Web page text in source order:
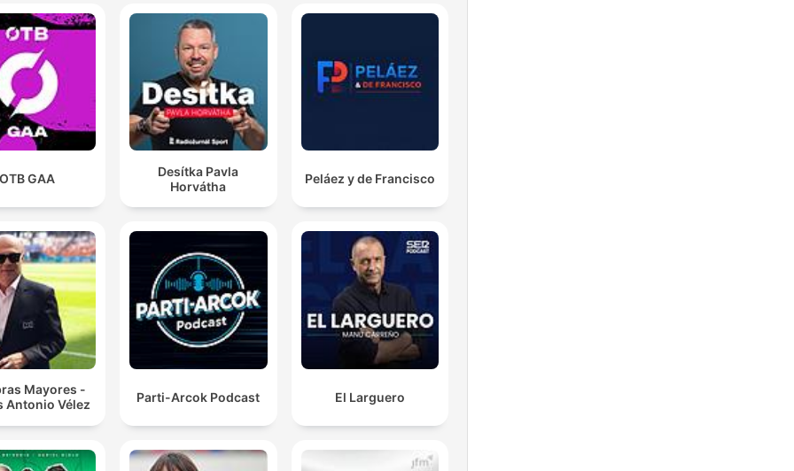
OTB GAA
Desítka Pavla
Horvátha
Peláez y de Francisco
Mayores -
Antonio Vélez
Parti-Arcok Podcast El Larguero